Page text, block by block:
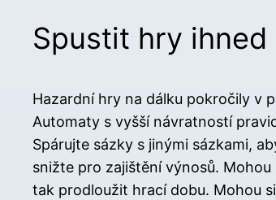
Spustit hry ihned
Hazardní hry na dálku pokročily v
Automaty s vyšší návratností
Spárujte sázky s jinými sázkami,
snižte pro zajištění výnosů.
tak prodloužit hrací dobu. Mohou